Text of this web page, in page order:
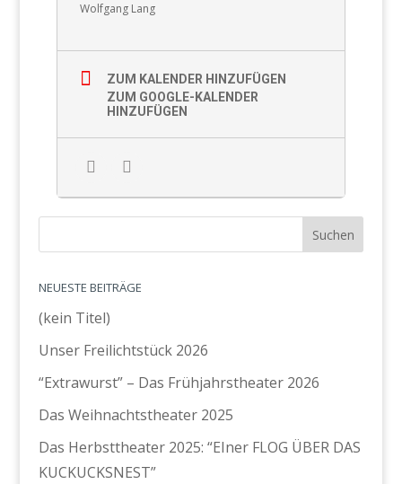
Wolfgang Lang
ZUM KALENDER HINZUFÜGEN
ZUM GOOGLE-KALENDER
HINZUFÜGEN
NEUESTE BEITRÄGE
(kein Titel)
Unser Freilichtstück 2026
“Extrawurst” – Das Frühjahrstheater 2026
Das Weihnachtstheater 2025
Das Herbsttheater 2025: “EIner FLOG ÜBER DAS
KUCKUCKSNEST”